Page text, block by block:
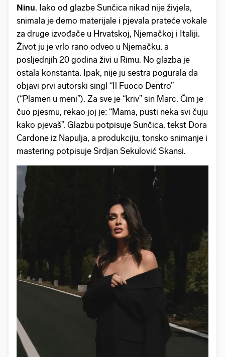
Ninu. Iako od glazbe Sunčica nikad nije živjela,
snimala je demo materijale i pjevala prateće vokale
za druge izvođače u Hrvatskoj, Njemačkoj i Italiji.
Život ju je vrlo rano odveo u Njemačku, a
posljednjih 20 godina živi u Rimu. No glazba je
ostala konstanta. Ipak, nije ju sestra pogurala da
objavi prvi autorski singl “Il Fuoco Dentro”
(“Plamen u meni”). Za sve je “kriv” sin Marc. Čim je
čuo pjesmu, rekao joj je: “Mama, pusti neka svi čuju
kako pjevaš”. Glazbu potpisuje Sunčica, tekst Dora
Cardone iz Napulja, a produkciju, tonsko snimanje i
mastering potpisuje Srdjan Sekulović Skansi.